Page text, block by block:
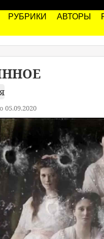
РУБРИКИ АВТОРЫ